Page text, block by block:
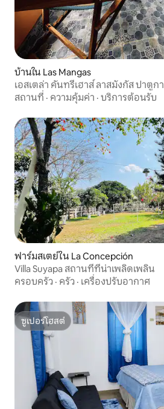
บ้านใน Las Mangas
เอสเตล่า คันทรีเฮาส์ ลาสมังกัส ปาตูกา
สถานที่ · ความคุ้มค่า · บริการต้อนรับ
ฟาร์มสเตย์ใน La Concepción
Villa Suyapa สถานที่ที่น่าเพลิดเพลิน
ครอบครัว · ครัว · เครื่องปรับอากาศ
ซูเปอร์โฮสต์
ซูเปอร์โฮสต์